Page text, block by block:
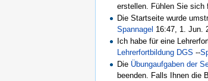
erstellen. Fühlen Sie sich
Die Startseite wurde
Spannagel 16:47, 1. Jun.
Ich habe für eine
Lehrerfortbildung DGS --
Die Übungaufgaben der
beenden. Falls Ihnen die